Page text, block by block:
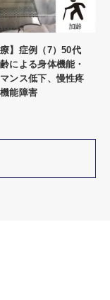
療】症例（7）50代
による身体機能・
ンス低下、慢性疼
能障害